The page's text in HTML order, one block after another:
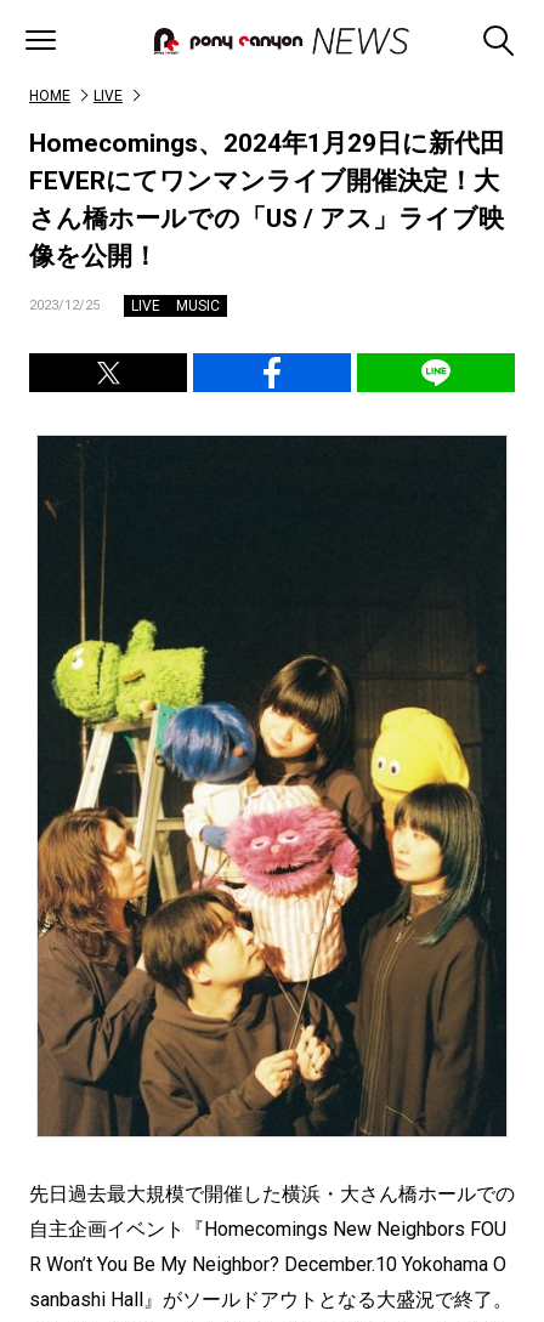
HOME LIVE
Homecomings、2024年1月29日に新代田
FEVERにてワンマンライブ開催決定！大
さん橋ホールでの「US / アス」ライブ映
像を公開！
2023/12/25 LIVE MUSIC
先日過去最大規模で開催した横浜・大さん橋ホールでの
自主企画イベント『Homecomings New Neighbors FOU
R Won’t You Be My Neighbor? December.10 Yokohama O
sanbashi Hall』がソールドアウトとなる大盛況で終了。